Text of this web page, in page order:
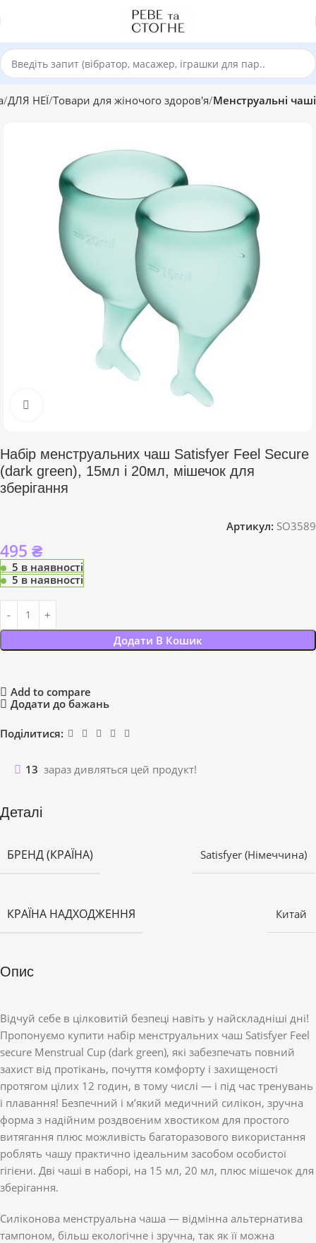
ДЛЯ НЕЇ Товари для жіночого здоров'я Менструальні чаші
Набір менструальних чаш Satisfyer Feel Secure
(dark green), 15мл і 20мл, мішечок для
зберігання
Артикул: SO3589
495 ₴
5 в наявності
5 в наявності
Додати В Кошик
Add to compare
Додати до бажань
Поділитися:
13 зараз дивляться цей продукт!
Деталі
БРЕНД (КРАЇНА) Satisfyer (Німеччина)
КРАЇНА НАДХОДЖЕННЯ Китай
Опис
Відчуй себе в цілковитій безпеці навіть у найскладніші дні!
Пропонуємо купити набір менструальних чаш Satisfyer Feel
secure Menstrual Cup (dark green), які забезпечать повний
захист від протікань, почуття комфорту і захищеності
протягом цілих 12 годин, в тому числі — і під час тренувань
і плавання! Безпечний і м’який медичний силікон, зручна
форма з надійним роздвоєним хвостиком для простого
витягання плюс можливість багаторазового використання
роблять чашу практично ідеальним засобом особистої
гігієни. Дві чаші в наборі, на 15 мл, 20 мл, плюс мішечок для
зберігання.
Силіконова менструальна чаша — відмінна альтернатива
тампоном, більш екологічне і зручна, так як її можна